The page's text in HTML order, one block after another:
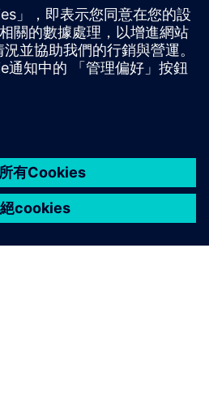
聯絡我們